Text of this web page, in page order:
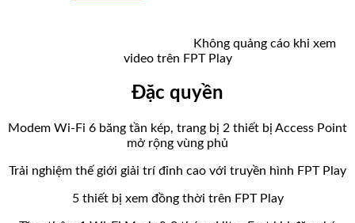
Không quảng cáo khi xem
video trên FPT Play
Đặc quyền
Modem Wi-Fi 6 băng tần kép, trang bị 2 thiết bị Access Point
mở rộng vùng phủ
Trải nghiệm thế giới giải trí đỉnh cao với truyền hình FPT Play
5 thiết bị xem đồng thời trên FPT Play